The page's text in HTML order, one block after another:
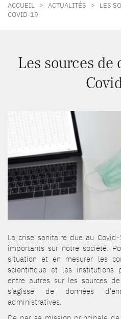
ACCUEIL > ACTUALITÉS >
LES
COVID-19
Les sources de
La crise sanitaire due au
importants sur notre société.
situation et en mesurer les
scientifique et les institutions
entre autres sur les sources
s’agisse de données
administratives.